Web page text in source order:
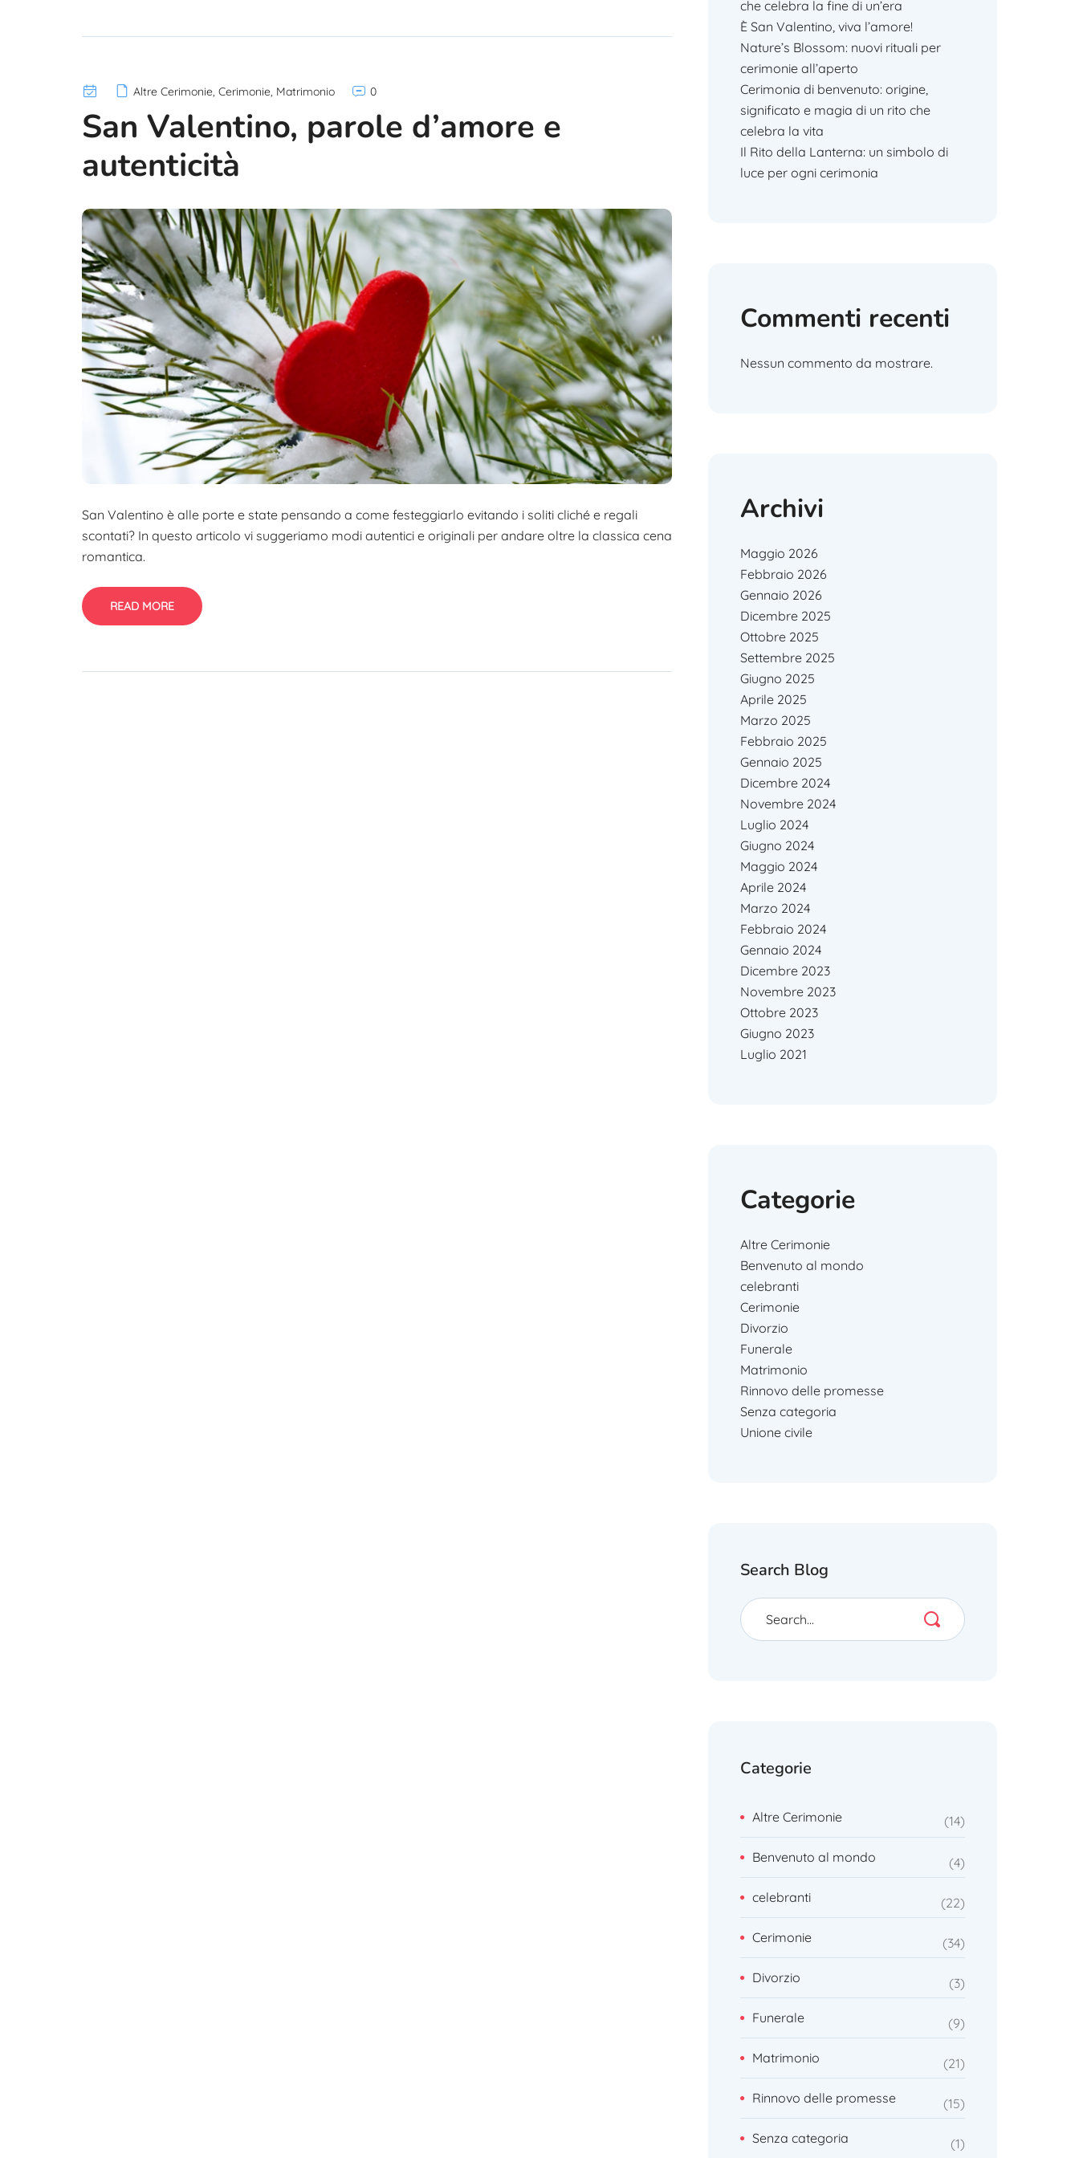
Altre Cerimonie, Cerimonie, Matrimonio 0
San Valentino, parole d’amore e
autenticità
San Valentino è alle porte e state pensando a come festeggiarlo evitando i soliti cliché e regali
scontati? In questo articolo vi suggeriamo modi autentici e originali per andare oltre la classica cena
romantica.
READ MORE
che celebra la fine di un’era
È San Valentino, viva l’amore!
Nature’s Blossom: nuovi rituali per
cerimonie all’aperto
Cerimonia di benvenuto: origine,
significato e magia di un rito che
celebra la vita
Il Rito della Lanterna: un simbolo di
luce per ogni cerimonia
Commenti recenti
Nessun commento da mostrare.
Archivi
Maggio 2026
Febbraio 2026
Gennaio 2026
Dicembre 2025
Ottobre 2025
Settembre 2025
Giugno 2025
Aprile 2025
Marzo 2025
Febbraio 2025
Gennaio 2025
Dicembre 2024
Novembre 2024
Luglio 2024
Giugno 2024
Maggio 2024
Aprile 2024
Marzo 2024
Febbraio 2024
Gennaio 2024
Dicembre 2023
Novembre 2023
Ottobre 2023
Giugno 2023
Luglio 2021
Categorie
Altre Cerimonie
Benvenuto al mondo
celebranti
Cerimonie
Divorzio
Funerale
Matrimonio
Rinnovo delle promesse
Senza categoria
Unione civile
Search Blog
Categorie
Altre Cerimonie 14
Benvenuto al mondo 4
celebranti 22
Cerimonie 34
Divorzio 3
Funerale 9
Matrimonio 21
Rinnovo delle promesse 15
Senza categoria 1